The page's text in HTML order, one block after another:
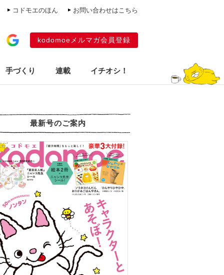
コドモエのほん お問い合わせはこちら
kodomoeメルマガ会員登録
手づくり 連載 イチオシ！
最新号のご案内